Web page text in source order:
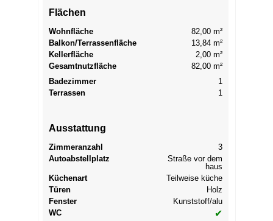
Flächen
Wohnfläche
82,00 m²
Balkon/Terrassenfläche
13,84 m²
Kellerfläche
2,00 m²
Gesamtnutzfläche
82,00 m²
Badezimmer
1
Terrassen
1
Ausstattung
Zimmeranzahl
3
Autoabstellplatz
Straße vor dem
haus
Küchenart
Teilweise küche
Türen
Holz
Fenster
Kunststoff/alu
WC
✔